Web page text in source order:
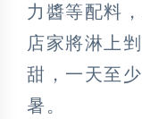
力醬等配料
店家將淋上
甜，一天至
暑。